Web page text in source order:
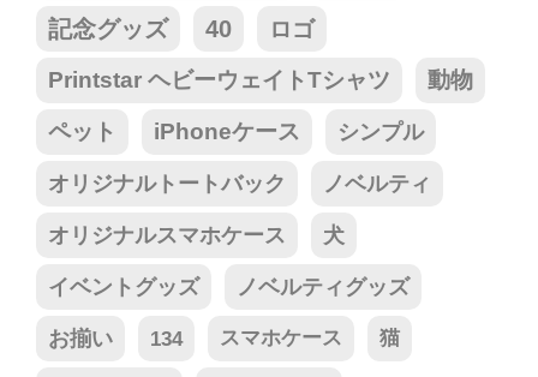
記念グッズ
40 ロゴ
Printstar ヘビーウェイトTシャツ 動物
ペット iPhoneケース シンプル
オリジナルトートバック ノベルティ
オリジナルスマホケース 犬
イベントグッズ ノベルティグッズ
お揃い 134 スマホケース 猫